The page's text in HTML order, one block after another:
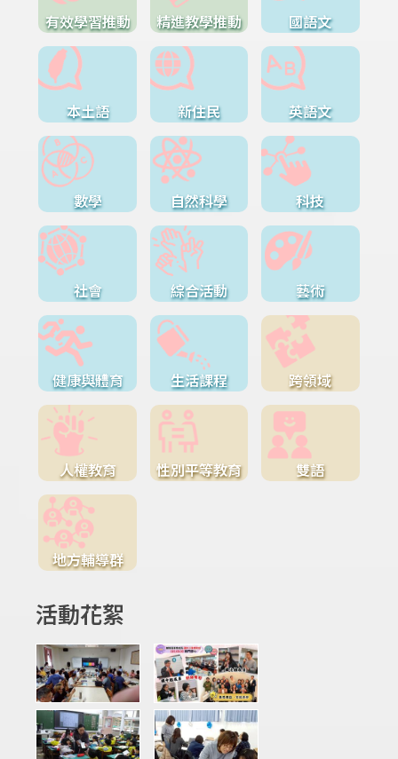
有效學習推動 精進教學推動 國語文
本土語 新住民 英語文
數學 自然科學 科技
社會 綜合活動 藝術
健康與體育 生活課程 跨領域
人權教育 性別平等教育 雙語
地方輔導群
活動花絮